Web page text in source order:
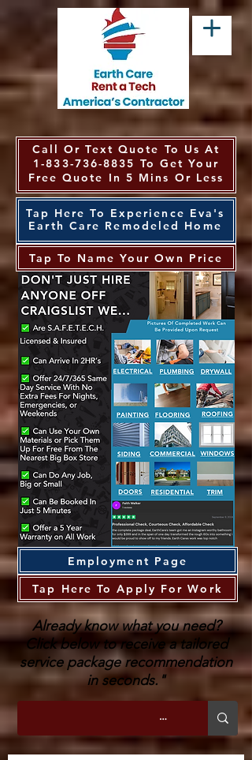
Call Or Text Quote To Us At
1-833-736-8835 To Get Your
Free Quote In 5 Mins Or Less
Tap Here To Experience Eva's
Earth Care Remodeled Home
Tap To Name Your Own Price
Employment Page
Tap Here To Apply For Work
Already know what you need?
Click below to receive a tailored
service package recommendation
in seconds."